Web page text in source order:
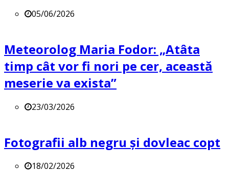
05/06/2026
Meteorolog Maria Fodor: „Atâta
timp cât vor fi nori pe cer, această
meserie va exista”
23/03/2026
Fotografii alb negru și dovleac copt
18/02/2026